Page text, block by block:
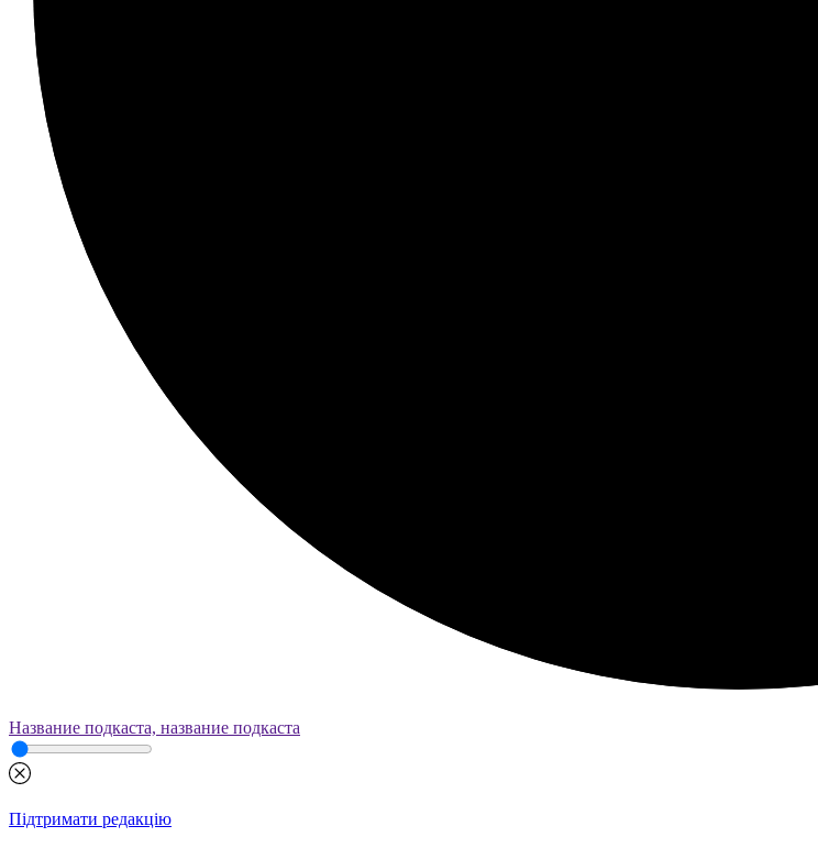
Название подкаста, название подкаста
Підтримати редакцію